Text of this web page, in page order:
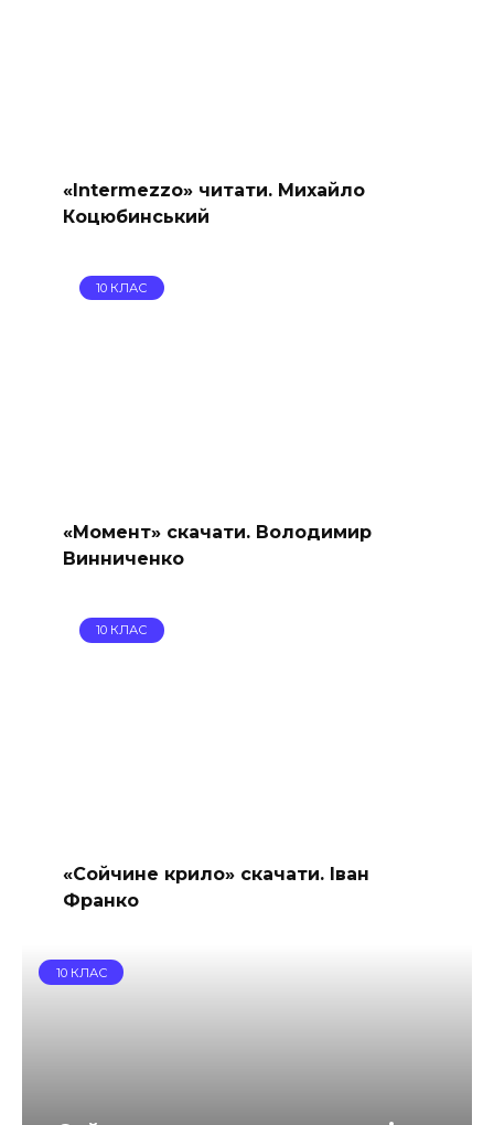
«Intermezzo» читати. Михайло
Коцюбинський
10 КЛАС
«Момент» скачати. Володимир
Винниченко
10 КЛАС
«Сойчине крило» скачати. Іван
Франко
10 КЛАС